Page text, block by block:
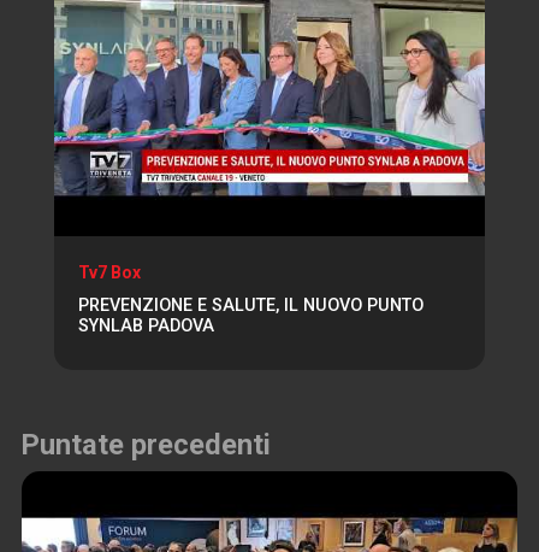
Tv7 Box
PREVENZIONE E SALUTE, IL NUOVO PUNTO
SYNLAB PADOVA
Puntate precedenti